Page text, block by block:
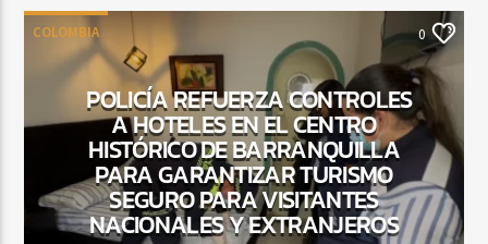
COLOMBIA 0
POLICÍA REFUERZA CONTROLES
A HOTELES EN EL CENTRO
HISTÓRICO DE BARRANQUILLA
PARA GARANTIZAR TURISMO
SEGURO PARA VISITANTES
NACIONALES Y EXTRANJEROS